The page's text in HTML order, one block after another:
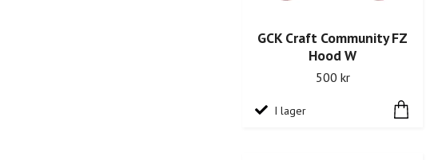
GCK Craft Community FZ
Hood W
500 kr
I lager